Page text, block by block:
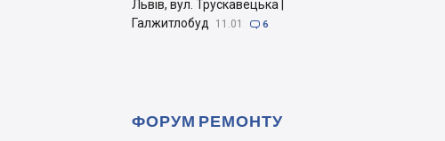
Львів, вул. Трускавецька |
Галжитлобуд
11.01  6
ФОРУМ РЕМОНТУ